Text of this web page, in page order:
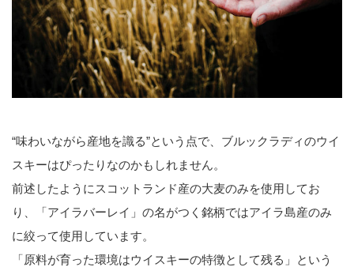
“味わいながら産地を識る”という点で、ブルックラディのウイ
スキーはぴったりなのかもしれません。
前述したようにスコットランド産の大麦のみを使用してお
り、「アイラバーレイ」の名がつく銘柄ではアイラ島産のみ
に絞って使用しています。
「原料が育った環境はウイスキーの特徴として残る」という